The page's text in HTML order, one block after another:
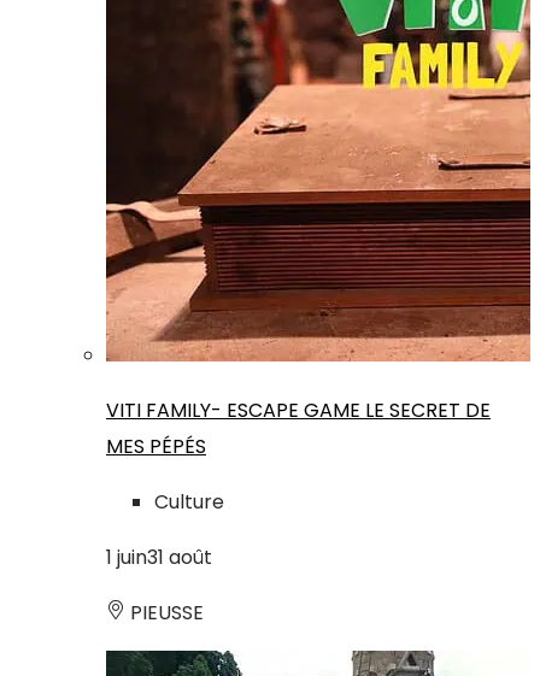
VITI FAMILY- ESCAPE GAME LE SECRET DE
MES PÉPÉS
Culture
1 juin31 août
PIEUSSE